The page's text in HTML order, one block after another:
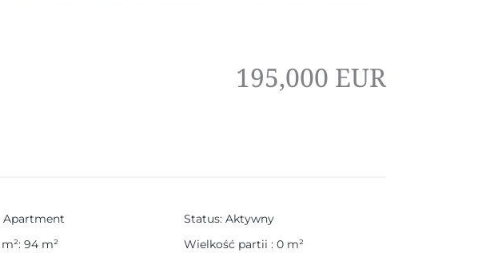
195,000 EUR
Apartment Status: Aktywny
: 94 m² Wielkość partii : 0 m²